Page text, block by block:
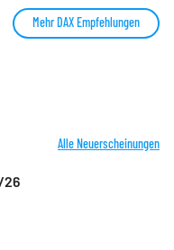
Mehr DAX Empfehlungen
Alle Neuerscheinungen
26